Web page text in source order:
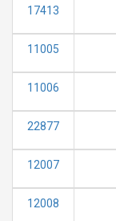
17413
11005
11006
22877
12007
12008